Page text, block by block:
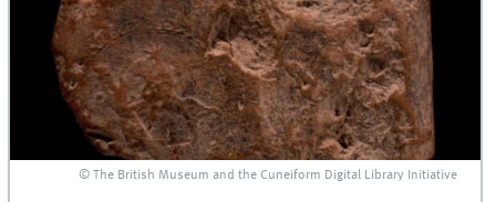
© The British Museum and the Cuneiform Digital Library Initiative